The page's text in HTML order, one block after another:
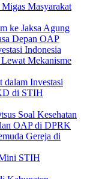
Masyarakat
ke Jaksa Agung
Depan OAP
Indonesia
Mekanisme
Investasi
di STIH
Soal Kesehatan
OAP di DPRK
Gereja di
STIH